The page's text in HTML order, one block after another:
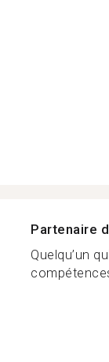
Partenaire
Quelqu’un